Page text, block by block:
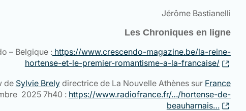
Jérôme Bastianelli
Les Chroniques en ligne
– Belgique :https://www.crescendo-magazine.be/la-reine-
hortense-et-le-premier-romantisme-a-la-francaise/
de Sylvie Brelydirectrice de La Nouvelle Athènes sur France
2025 7h40 : https://www.radiofrance.fr/…/hortense-de-
beauharnais…